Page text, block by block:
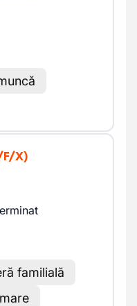
X)
familială